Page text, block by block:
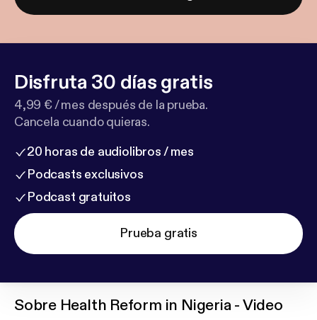
Disfruta 30 días gratis
4,99 € / mes después de la prueba.
Cancela cuando quieras.
20 horas de audiolibros / mes
Podcasts exclusivos
Podcast gratuitos
Prueba gratis
Sobre Health Reform in Nigeria - Video